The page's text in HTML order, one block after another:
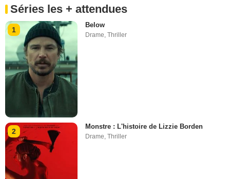
Séries les + attendues
1
Below
Drame ,Thriller
2
Monstre : L'histoire de Lizzie Borden
Drame,Thriller